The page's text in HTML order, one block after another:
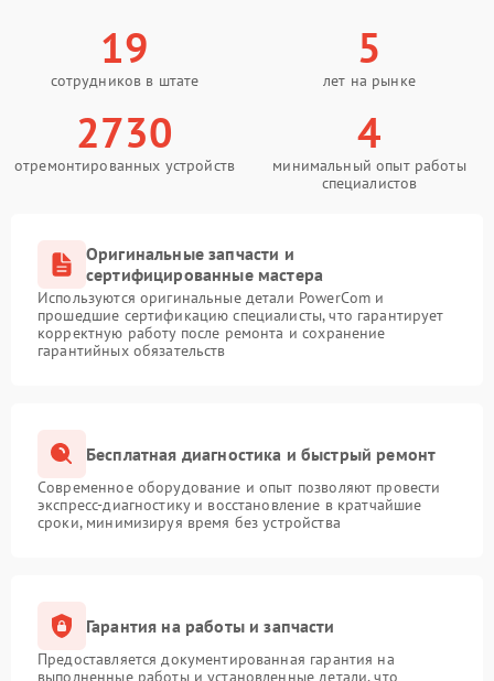
19
сотрудников в штате
5
лет на рынке
2730
отремонтированных устройств
4
минимальный опыт работы
специалистов
Оригинальные запчасти и
сертифицированные мастера
Используются оригинальные детали PowerCom и
прошедшие сертификацию специалисты, что гарантирует
корректную работу после ремонта и сохранение
гарантийных обязательств
Бесплатная диагностика и быстрый ремонт
Современное оборудование и опыт позволяют провести
экспресс-диагностику и восстановление в кратчайшие
сроки, минимизируя время без устройства
Гарантия на работы и запчасти
Предоставляется документированная гарантия на
выполненные работы и установленные детали, что